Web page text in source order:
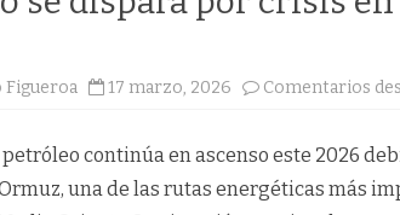
Figueroa 17 marzo, 2026 Comentarios
continúa en ascenso este 2026
una de las rutas energéticas más